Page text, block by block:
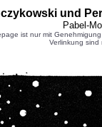
und
Pabel-
ist nur mit
Verlinkung sind